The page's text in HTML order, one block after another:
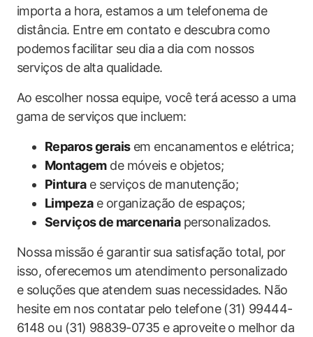
importa a hora, estamos a um telefonema de
distância. Entre em contato ‌e descubra⁤ como⁢
podemos ⁢facilitar seu dia a dia com nossos
serviços de alta qualidade.
Ao escolher nossa equipe, você terá ⁢acesso a uma
⁢gama de serviços que incluem:
Reparos geraisem encanamentos e elétrica;
Montagemde móveis e objetos;
Pinturae serviços de manutenção;
Limpezae organização de espaços;
Serviços de marcenariapersonalizados.
Nossa ⁤missão é garantir⁢ sua ‍satisfação total,⁣ por
isso, oferecemos um atendimento personalizado
e soluções‍ que atendem suas necessidades. Não⁤
hesite em ⁣nos contatar pelo telefone (31) 99444-
6148 ou (31) 98839-0735 e aproveite ⁢o melhor da